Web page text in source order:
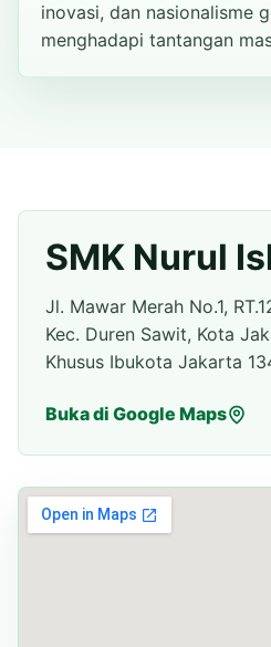
inovasi, dan nasionalisme
menghadapi tantangan
SMK Nurul
Jl. Mawar Merah No.1,
Kec. Duren Sawit, Kota
Khusus Ibukota Jakarta
Buka di Google Maps